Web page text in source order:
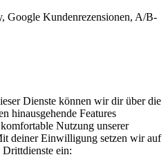
Google Kundenrezensionen, A/B-
Dienste können wir dir über die
hinausgehende Features
Nutzung unserer
deiner Einwilligung setzen wir auf
Drittdienste ein: